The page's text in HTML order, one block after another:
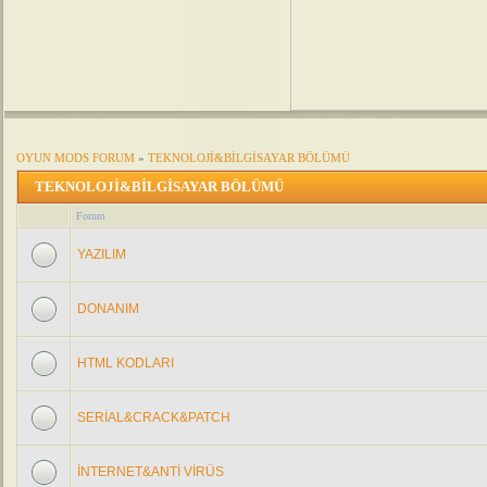
OYUN MODS FORUM » TEKNOLOJİ&BİLGİSAYAR BÖLÜMÜ
TEKNOLOJİ&BİLGİSAYAR BÖLÜMÜ
Forum
YAZILIM
DONANIM
HTML KODLARI
SERİAL&CRACK&PATCH
İNTERNET&ANTİ VİRÜS